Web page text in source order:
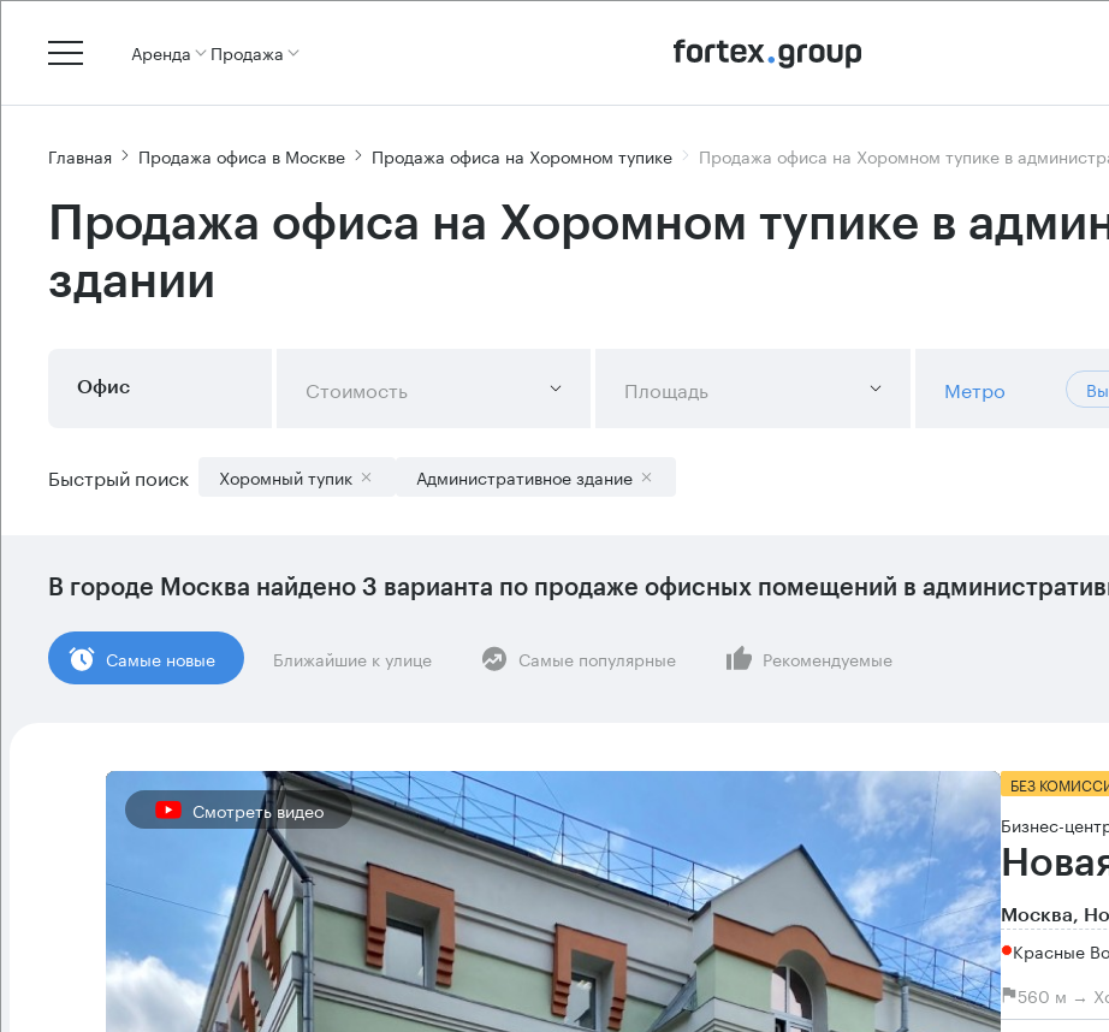
Аренда Продажа
Главная Продажа офиса в Москве Продажа офиса на Хоромном тупике Продажа офиса на Хоромном тупике в
Продажа офиса на Хоромном тупике в
здании
Офис Стоимость Площадь Метро
Быстрый поиск Хоромный тупик Административное здание
В городе Москва найдено 3 варианта по продаже офисных помещений в
Cамые новые Ближайшие к улице Самые популярные Рекомендуемые
Смотреть видео
БЕЗ
Бизнес-
Москва,
Красные
560 м →